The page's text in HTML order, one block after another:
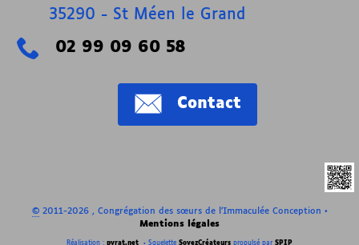
35290 - St Méen le Grand
02 99 09 60 58
Contact
©2011-2026 , Congrégation des sœurs de l’Immaculée Conception •
Mentions légales